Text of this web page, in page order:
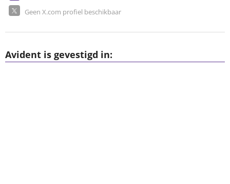
Geen X.com profiel beschikbaar
Avident is gevestigd in: